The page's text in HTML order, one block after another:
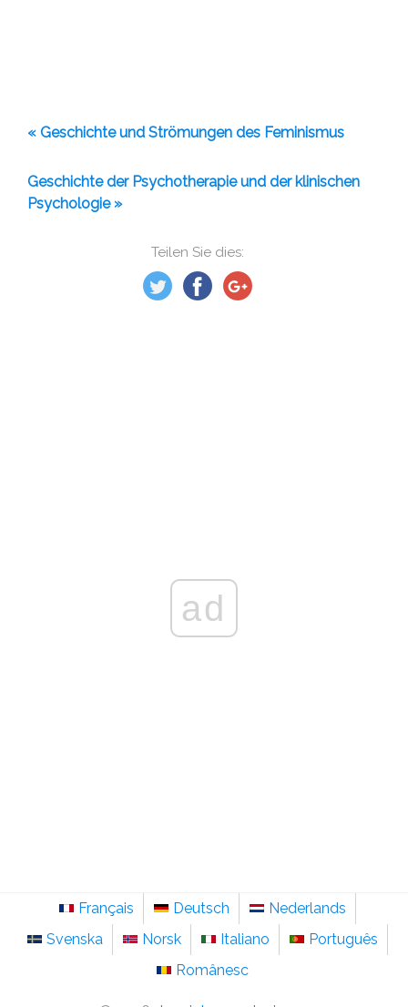
Teilen Sie dies:
« Geschichte und Strömungen des Feminismus
Geschichte der Psychotherapie und der klinischen
Psychologie »
ad
Français Deutsch
Nederlands
Svenska
Norsk Italiano
Português
Românesc